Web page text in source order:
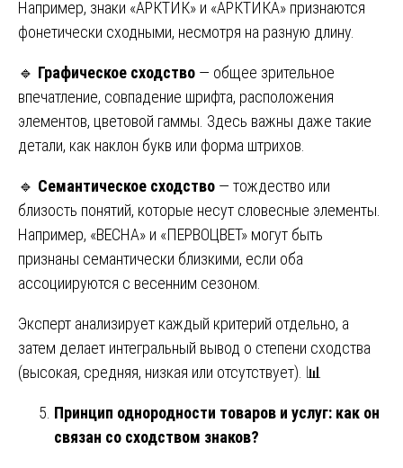
Например, знаки «АРКТИК» и «АРКТИКА» признаются
фонетически сходными, несмотря на разную длину.
🔹 Графическое сходство — общее зрительное
впечатление, совпадение шрифта, расположения
элементов, цветовой гаммы. Здесь важны даже такие
детали, как наклон букв или форма штрихов.
🔹 Семантическое сходство — тождество или
близость понятий, которые несут словесные элементы.
Например, «ВЕСНА» и «ПЕРВОЦВЕТ» могут быть
признаны семантически близкими, если оба
ассоциируются с весенним сезоном.
Эксперт анализирует каждый критерий отдельно, а
затем делает интегральный вывод о степени сходства
(высокая, средняя, низкая или отсутствует). 📊
Принцип однородности товаров и услуг: как он
связан со сходством знаков?